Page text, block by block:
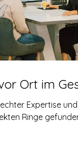
Ort im
Expertise
Ringe